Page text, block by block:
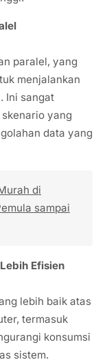
paralel, yang
menjalankan
Ini sangat
yang
data yang
di
sampai
Efisien
lebih baik atas
termasuk
konsumsi
sistem.